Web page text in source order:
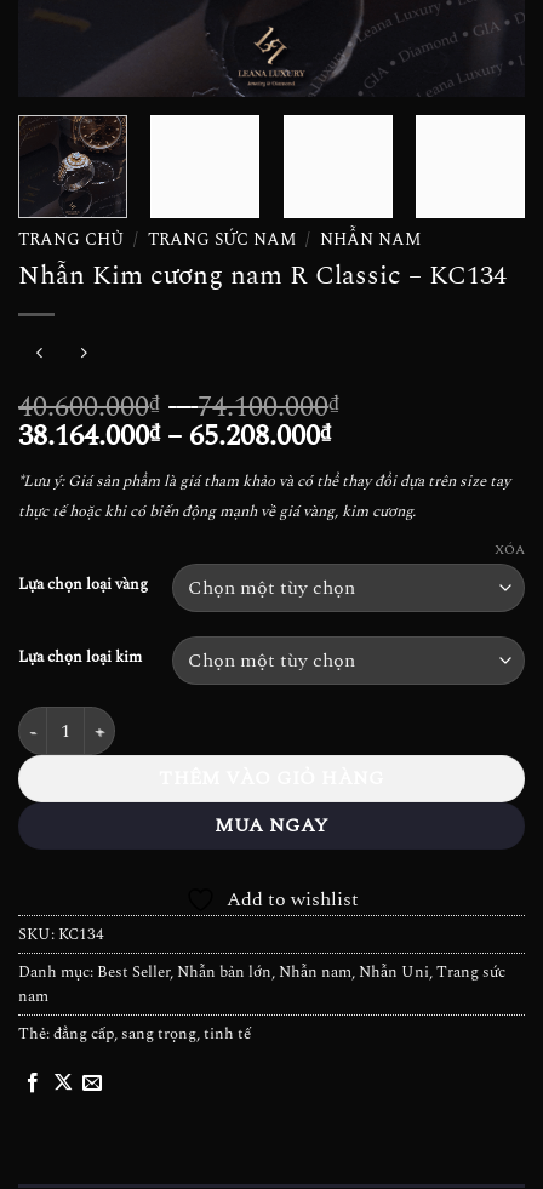
TRANG CHỦ / TRANG SỨC NAM / NHẪN NAM
Nhẫn Kim cương nam R Classic – KC134
40.600.000₫ –74.100.000₫
từ
40.600.000₫
đến
74.100.000₫
38.164.000₫ –65.208.000₫Khoảng
giá:
từ
38.164.000₫
đến
65.208.000₫
*Lưu ý: Giá sản phẩm là giá tham khảo và có thể thay đổi dựa trên size tay
thực tế hoặc khi có biến động mạnh về giá vàng, kim cương.
Lựa chọn loại vàng
Lựa chọn loại kim
XÓA
Nhẫn Kim cương nam R Classic - KC134 số lượng
MUA NGAY
Add to wishlist
SKU: KC134
Danh mục: Best Seller, Nhẫn bản lớn, Nhẫn nam, Nhẫn Uni,Trang sức
nam
Thẻ:đẳng cấp,sang trọng,tinh tế